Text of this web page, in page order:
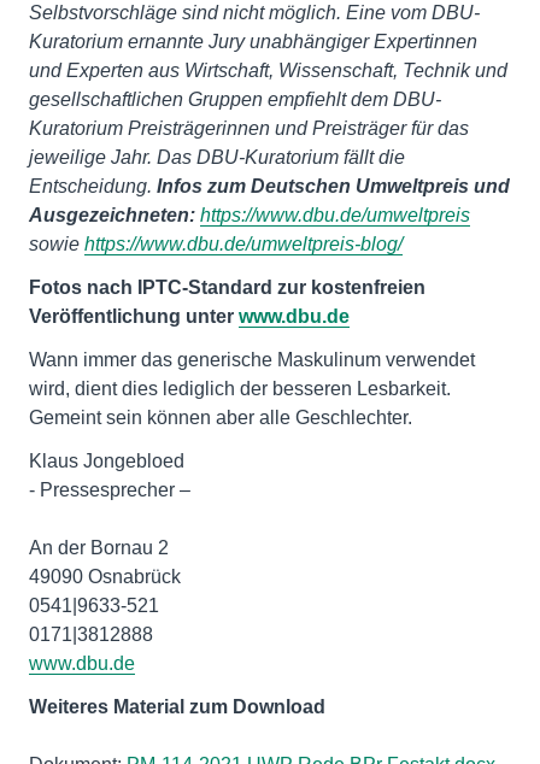
Selbstvorschläge sind nicht möglich. Eine vom DBU-
Kuratorium ernannte Jury unabhängiger Expertinnen
und Experten aus Wirtschaft, Wissenschaft, Technik und
gesellschaftlichen Gruppen empfiehlt dem DBU-
Kuratorium Preisträgerinnen und Preisträger für das
jeweilige Jahr. Das DBU-Kuratorium fällt die
Entscheidung. Infos zum Deutschen Umweltpreis und
Ausgezeichneten: https://www.dbu.de/umweltpreis
sowie https://www.dbu.de/umweltpreis-blog/
Fotos nach IPTC-Standard zur kostenfreien
Veröffentlichung unter www.dbu.de
Wann immer das generische Maskulinum verwendet
wird, dient dies lediglich der besseren Lesbarkeit.
Gemeint sein können aber alle Geschlechter.
Klaus Jongebloed
- Pressesprecher –
An der Bornau 2
49090 Osnabrück
0541|9633-521
www.dbu.de
Weiteres Material zum Download